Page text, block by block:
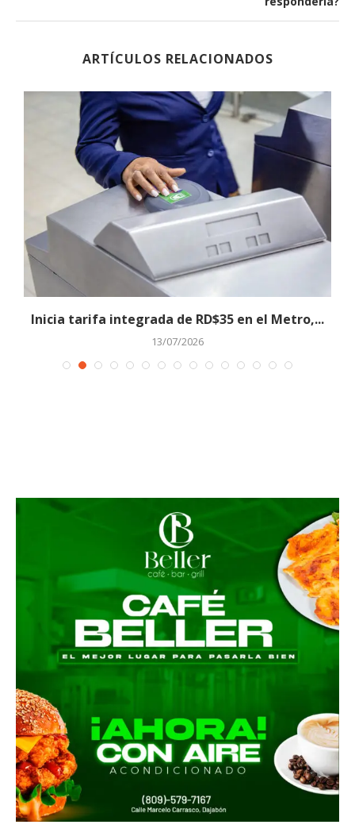
ARTÍCULOS RELACIONADOS
Inicia tarifa integrada de RD$35 en el Metro,...
13/07/2026